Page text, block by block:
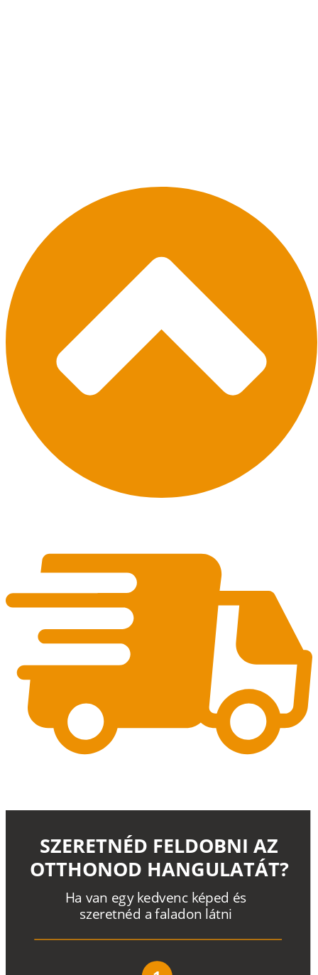
Ha van egy kedvenc képed és
szeretnéd a faladon látni
SZERETNÉD FELDOBNI AZ
OTTHONOD HANGULATÁT?